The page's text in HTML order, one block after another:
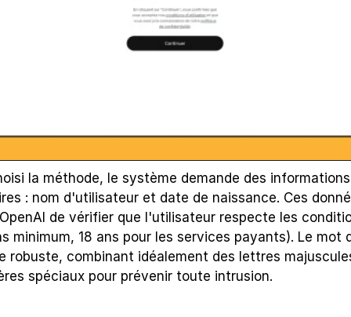
la méthode, le système demande des informations
: nom d'utilisateur et date de naissance. Ces
de vérifier que l'utilisateur respecte les
minimum, 18 ans pour les services payants). Le mot
robuste, combinant idéalement des lettres
spéciaux pour prévenir toute intrusion.